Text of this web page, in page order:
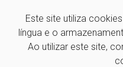
Este site utiliza
língua e o
Ao utilizar este site,